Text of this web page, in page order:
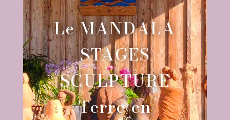
Le MANDALA
STAGES
SCULPTURE
Terre en